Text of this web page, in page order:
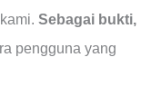
Sebagai bukti,
pengguna yang